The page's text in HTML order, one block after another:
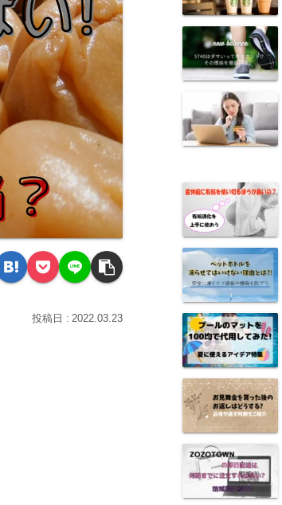
2022.03.23